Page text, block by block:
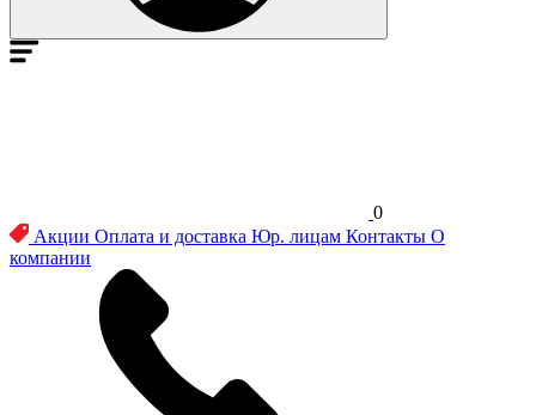
0
Акции Оплата и доставка Юр. лицам Контакты О
компании